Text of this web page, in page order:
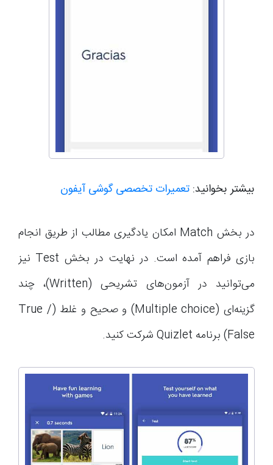
بیشتر بخوانید: تعمیرات تخصصی گوشی آیفون
در بخش Match امکان یادگیری مطالب از طریق انجام
بازی فراهم آمده است. در نهایت در بخش Test نیز
می‌توانید در آزمون‌های‌ تشریحی (Written)، چند
گزینه‌ای (Multiple choice) و صحیح و غلط (True /
False) برنامه Quizlet شرکت کنید.